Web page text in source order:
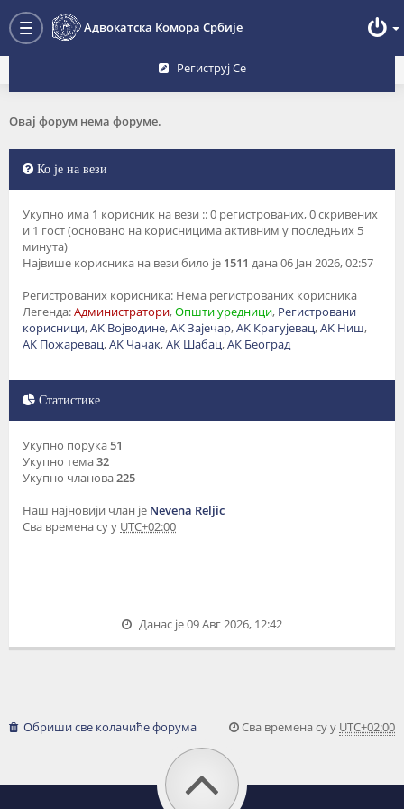
Toggle
Адвокатска Комора Србије
Преглед форума
Региструј Се
Овај форум нема форуме.
Ко је на вези
Укупно има 1 корисник на вези :: 0 регистрованих, 0 скривених
и 1 гост (основано на корисницима активним у последњих 5
минута)
Највише корисника на вези било је 1511 дана 06 Јан 2026, 02:57
Регистрованих корисника: Нема регистрованих корисника
Легенда:Администратори,Општи уредници, Регистровани
корисници,AK Војводине,AK Зајечар,AK Крагујевац,AK Ниш,
AK Пожаревац,AK Чачак,AK Шабац,АК Београд
Статистике
Укупно порука51
Укупно тема32
Укупно чланова225
Наш најновији члан је Nevena Reljic
Сва времена су у UTC+02:00
Данас је 09 Авг 2026, 12:42
Обриши све колачиће форума Сва времена су у UTC+02:00